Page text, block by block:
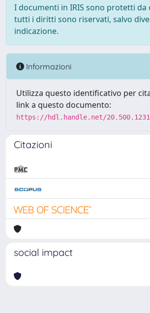
I documenti in IRIS sono protetti da
tutti i diritti sono riservati, salvo
indicazione.
Informazioni
Utilizza questo identificativo per
link a questo documento:
https://hdl.handle.net/
Citazioni
social impact